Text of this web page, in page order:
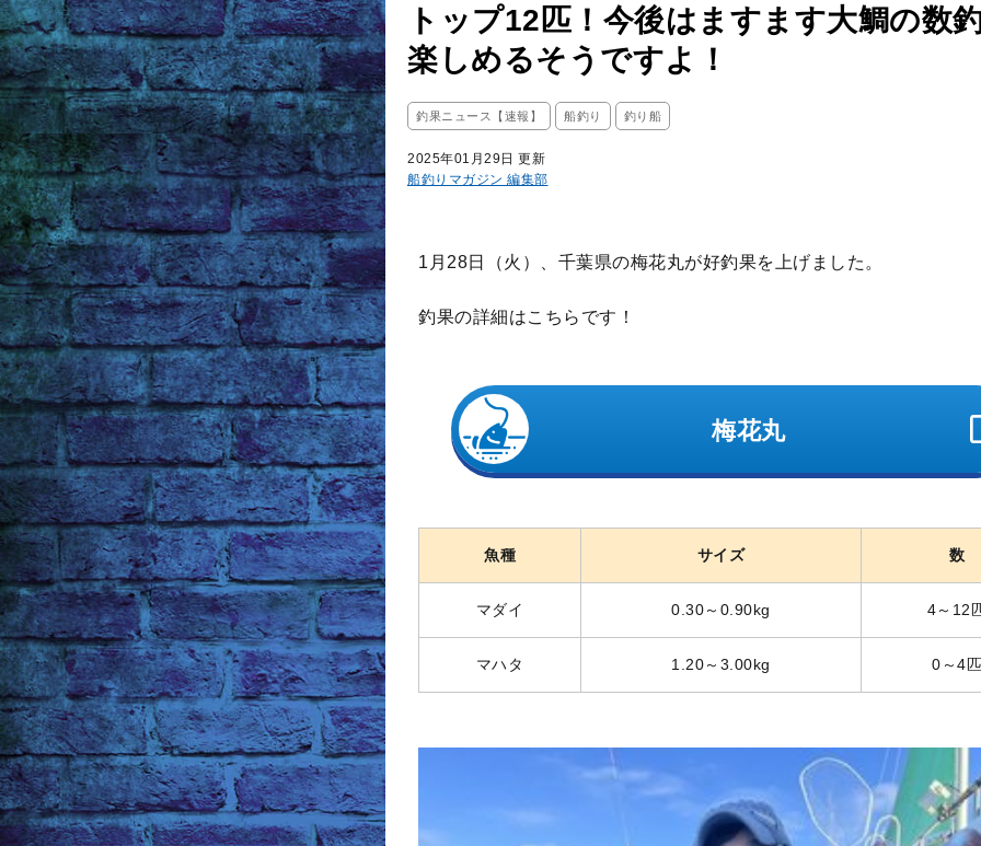
トップ12匹！今後はますます大鯛の数
楽しめるそうですよ！
釣果ニュース【速報】 船釣り 釣り船
2025年01月29日 更新
船釣りマガジン 編集部
1月28日（火）、千葉県の梅花丸が好釣果を上げました。
釣果の詳細はこちらです！
梅花丸
魚種 サイズ 数
マダイ 0.30～0.90kg 4～12
マハタ 1.20～3.00kg 0～4匹